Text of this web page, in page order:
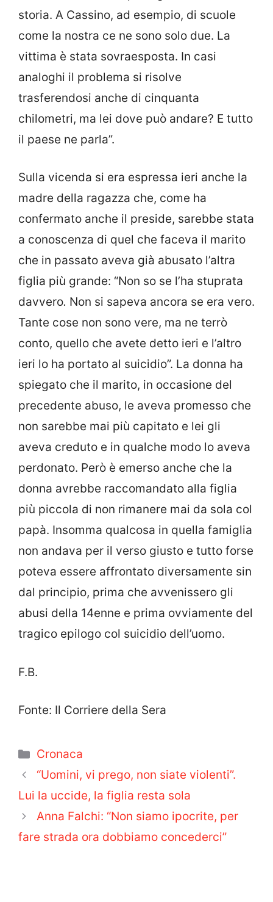
storia. A Cassino, ad esempio, di scuole
come la nostra ce ne sono solo due. La
vittima è stata sovraesposta. In casi
analoghi il problema si risolve
trasferendosi anche di cinquanta
chilometri, ma lei dove può andare? E tutto
il paese ne parla”.
Sulla vicenda si era espressa ieri anche la
madre della ragazza che, come ha
confermato anche il preside, sarebbe stata
a conoscenza di quel che faceva il marito
che in passato aveva già abusato l’altra
figlia più grande: “Non so se l’ha stuprata
davvero. Non si sapeva ancora se era vero.
Tante cose non sono vere, ma ne terrò
conto, quello che avete detto ieri e l’altro
ieri lo ha portato al suicidio”. La donna ha
spiegato che il marito, in occasione del
precedente abuso, le aveva promesso che
non sarebbe mai più capitato e lei gli
aveva creduto e in qualche modo lo aveva
perdonato. Però è emerso anche che la
donna avrebbe raccomandato alla figlia
più piccola di non rimanere mai da sola col
papà. Insomma qualcosa in quella famiglia
non andava per il verso giusto e tutto forse
poteva essere affrontato diversamente sin
dal principio, prima che avvenissero gli
abusi della 14enne e prima ovviamente del
tragico epilogo col suicidio dell’uomo.
F.B.
Fonte: Il Corriere della Sera
Categorie
Cronaca
“Uomini, vi prego, non siate violenti”.
Lui la uccide, la figlia resta sola
Anna Falchi: “Non siamo ipocrite, per
fare strada ora dobbiamo concederci”